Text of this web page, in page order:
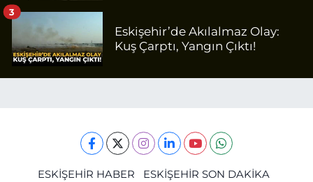
Eskişehir’de Akılalmaz Olay:
Kuş Çarptı, Yangın Çıktı!
3
ESKİŞEHİR HABER
ESKİŞEHİR SON DAKİKA